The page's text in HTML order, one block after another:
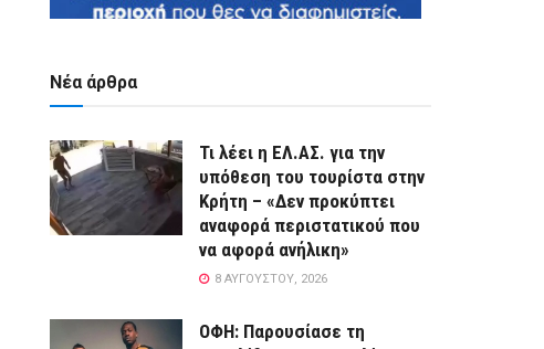
Νέα άρθρα
Τι λέει η ΕΛ.ΑΣ. για την
υπόθεση του τουρίστα στην
Κρήτη – «Δεν προκύπτει
αναφορά περιστατικού που
να αφορά ανήλικη»
8 ΑΥΓΟΎΣΤΟΥ, 2026
ΟΦΗ: Παρουσίασε τη